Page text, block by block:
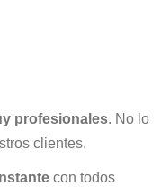
profesionales. No lo
clientes.
con todos